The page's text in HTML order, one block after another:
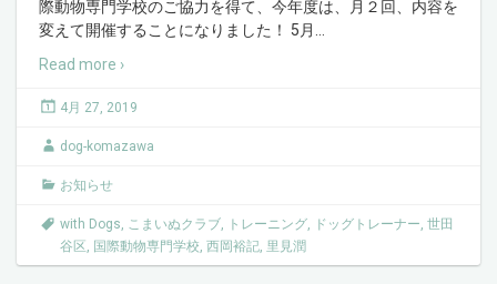
際動物専門学校のご協力を得て、今年度は、月２回、内容を
変えて開催することになりました！ 5月
Read more ›
4月 27, 2019
dog-komazawa
お知らせ
with Dogs, こまいぬクラブ, トレーニング, ドッグトレーナー, 世田
谷区, 国際動物専門学校, 西岡裕記, 里見潤